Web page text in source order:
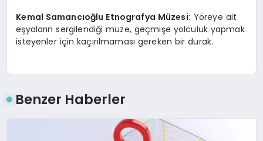
Kemal Samancıoğlu Etnografya Müzesi: Yöreye ait
eşyaların sergilendiği müze, geçmişe yolculuk yapmak
isteyenler için kaçırılmaması gereken bir durak.
Benzer Haberler